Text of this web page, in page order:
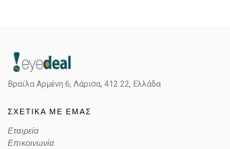
Βραϊλα Αρμένη 6, Λάρισα, 412 22, Ελλάδα
ΣΧΕΤΙΚΑ ΜΕ ΕΜΑΣ
Εταιρεία
Επικοινωνία